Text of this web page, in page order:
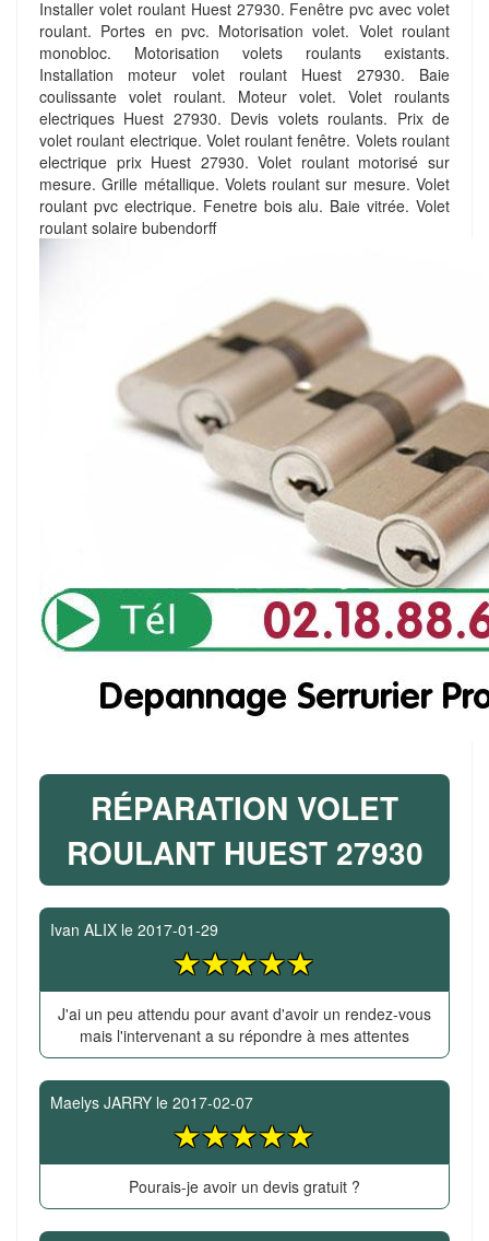
Installer volet roulant Huest 27930. Fenêtre pvc avec volet
roulant. Portes en pvc. Motorisation volet. Volet roulant
monobloc. Motorisation volets roulants existants.
Installation moteur volet roulant Huest 27930. Baie
coulissante volet roulant. Moteur volet. Volet roulants
electriques Huest 27930. Devis volets roulants. Prix de
volet roulant electrique. Volet roulant fenêtre. Volets roulant
electrique prix Huest 27930. Volet roulant motorisé sur
mesure. Grille métallique. Volets roulant sur mesure. Volet
roulant pvc electrique. Fenetre bois alu. Baie vitrée. Volet
roulant solaire bubendorff
RÉPARATION VOLET
ROULANT HUEST 27930
Ivan ALIX le 2017-01-29
J'ai un peu attendu pour avant d'avoir un rendez-vous
mais l'intervenant a su répondre à mes attentes
Maelys JARRY le 2017-02-07
Pourais-je avoir un devis gratuit ?